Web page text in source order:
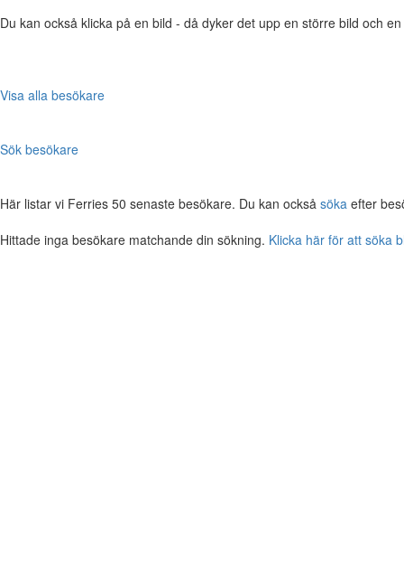
Du kan också klicka på en bild - då dyker det upp en större bild och
Visa alla besökare
Sök besökare
Här listar vi Ferries 50 senaste besökare. Du kan också söka efter
Hittade inga besökare matchande din sökning. Klicka här för att söka